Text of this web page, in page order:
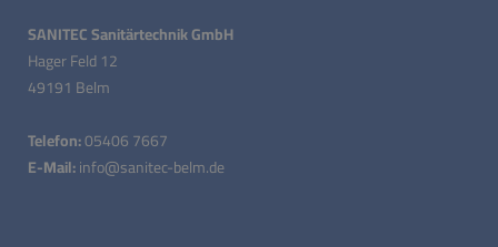
SANITEC Sanitärtechnik GmbH
Hager Feld 12
49191 Belm
Telefon:05406 7667
E-Mail:info@sanitec-belm.de